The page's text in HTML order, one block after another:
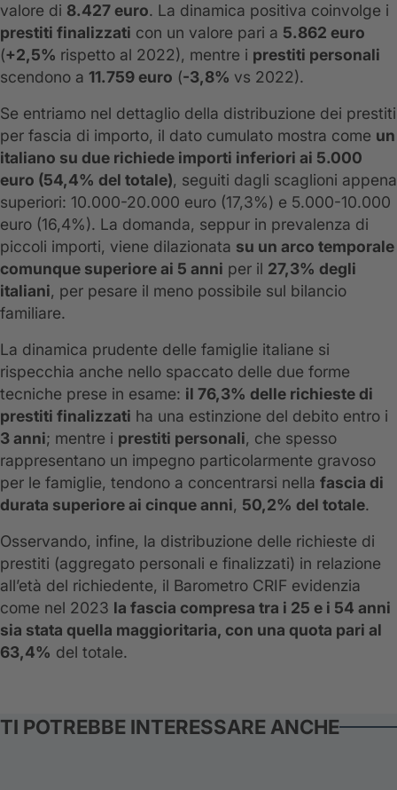
valore di 8.427 euro. La dinamica positiva coinvolge i
prestiti finalizzati con un valore pari a 5.862 euro
(+2,5% rispetto al 2022), mentre i prestiti personali
scendono a 11.759 euro (-3,8% vs 2022).
Se entriamo nel dettaglio della distribuzione dei prestiti
per fascia di importo, il dato cumulato mostra come un
italiano su due richiede importi inferiori ai 5.000
euro (54,4% del totale), seguiti dagli scaglioni appena
superiori: 10.000-20.000 euro (17,3%) e 5.000-10.000
euro (16,4%). La domanda, seppur in prevalenza di
piccoli importi, viene dilazionata su un arco temporale
comunque superiore ai 5 anni per il 27,3% degli
italiani, per pesare il meno possibile sul bilancio
familiare.
La dinamica prudente delle famiglie italiane si
rispecchia anche nello spaccato delle due forme
tecniche prese in esame: il 76,3% delle richieste di
prestiti finalizzati ha una estinzione del debito entro i
3 anni; mentre i prestiti personali, che spesso
rappresentano un impegno particolarmente gravoso
per le famiglie, tendono a concentrarsi nella fascia di
durata superiore ai cinque anni, 50,2% del totale.
Osservando, infine, la distribuzione delle richieste di
prestiti (aggregato personali e finalizzati) in relazione
all’età del richiedente, il Barometro CRIF evidenzia
come nel 2023 la fascia compresa tra i 25 e i 54 anni
sia stata quella maggioritaria, con una quota pari al
63,4% del totale.
TI POTREBBE INTERESSARE ANCHE